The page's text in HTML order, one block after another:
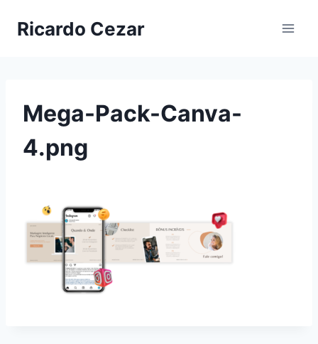
Ricardo Cezar
Mega-Pack-Canva-
4.png